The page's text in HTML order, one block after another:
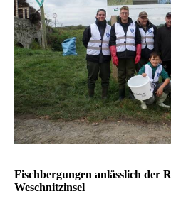
Fischbergungen anlässlich der
Weschnitzinsel